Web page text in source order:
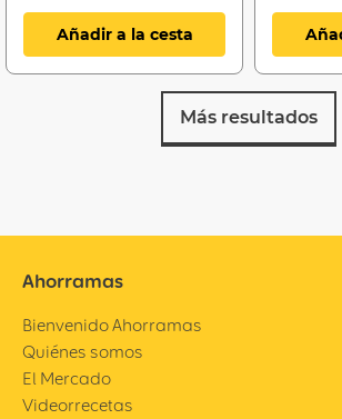
Añadir a la cesta
Más resultados
Ahorramas
Bienvenido Ahorramas
Quiénes somos
El Mercado
Videorrecetas